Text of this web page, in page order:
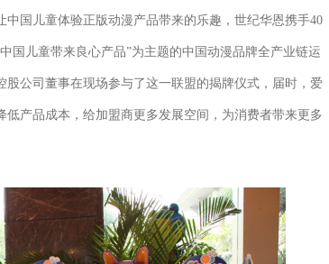
国儿童体验正版动漫产品带来的乐趣，世纪华恩携手40
国儿童带来良心产品”为主题的中国动漫品牌全产业链运
公司董事在现场参与了这一联盟的揭牌仪式，届时，爱
产品成本，给加盟商更多发展空间，为消费者带来更多